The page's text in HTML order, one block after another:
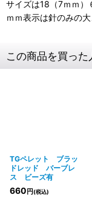
サイズは18（7ｍｍ）
ｍｍ表示は針のみの
この商品を買っ
TGペレット ブラッ
ドレッド バーブレ
ス ビーズ有
660 円(税込)